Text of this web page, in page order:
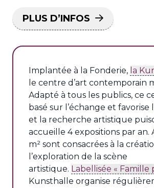
PLUS D’INFOS
Implantée à la Fonderie, la
le centre d’art contemporain
Adapté à tous les publics, ce
basé sur l’échange et favorise
et la recherche artistique
accueille 4 expositions par an.
m² sont consacrées à la
l’exploration de la scène
artistique. Labellisée « Famille
Kunsthalle organise